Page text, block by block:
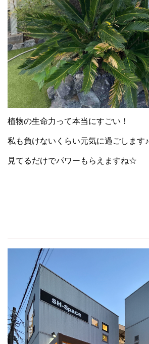
植物の生命力って本当にすごい！
私も負けないくらい元気に過ごします♪
見てるだけでパワーもらえますね☆